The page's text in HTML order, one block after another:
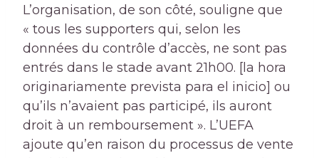
L’organisation, de son côté, souligne que
« tous les supporters qui, selon les
données du contrôle d’accès, ne sont pas
entrés dans le stade avant 21h00. [la hora
originariamente prevista para el inicio] ou
qu’ils n’avaient pas participé, ils auront
droit à un remboursement ». L’UEFA
ajoute qu’en raison du processus de vente